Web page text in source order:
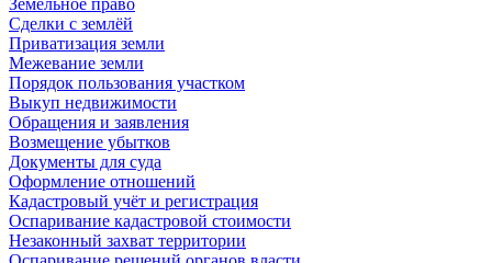
Земельное право
Сделки с землёй
Приватизация земли
Межевание земли
Порядок пользования участком
Выкуп недвижимости
Обращения и заявления
Возмещение убытков
Документы для суда
Оформление отношений
Кадастровый учёт и регистрация
Оспаривание кадастровой стоимости
Незаконный захват территории